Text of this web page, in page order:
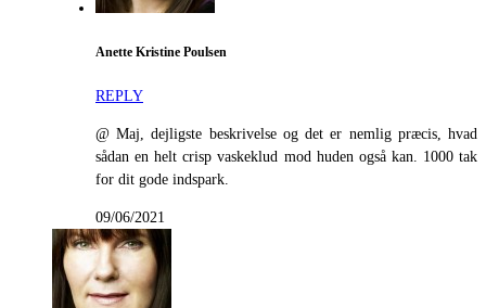
Anette Kristine Poulsen
REPLY
@ Maj, dejligste beskrivelse og det er nemlig præcis, hvad
sådan en helt crisp vaskeklud mod huden også kan. 1000 tak
for dit gode indspark.
09/06/2021